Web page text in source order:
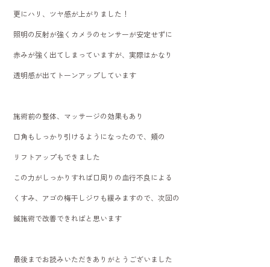
更にハリ、ツヤ感が上がりました！
照明の反射が強くカメラのセンサーが安定せずに
赤みが強く出てしまっていますが、実際はかなり
透明感が出てトーンアップしています
施術前の整体、マッサージの効果もあり
口角もしっかり引けるようになったので、頬の
リフトアップもできました
この力がしっかりすれば口周りの血行不良による
くすみ、アゴの梅干しジワも緩みますので、次回の
鍼施術で改善できればと思います
最後までお読みいただきありがとうございました